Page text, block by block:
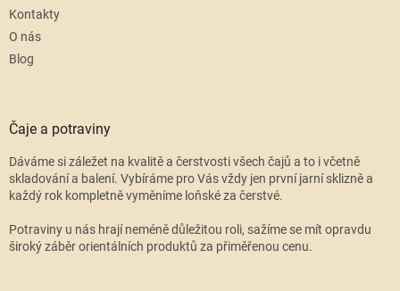
Kontakty
O nás
Blog
Čaje a potraviny
Dáváme si záležet na kvalitě a čerstvosti všech čajů a to i včetně
skladování a balení. Vybíráme pro Vás vždy jen první jarní sklizně a
každý rok kompletně vyměníme loňské za čerstvé.
Potraviny u nás hrají neméně důležitou roli, sažíme se mít opravdu
široký záběr orientálních produktů za přiměřenou cenu.